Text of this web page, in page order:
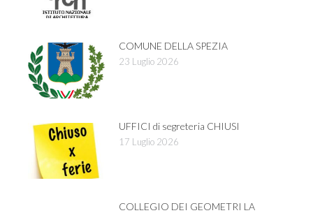
COMUNE DELLA SPEZIA
23 Luglio 2026
UFFICI di segreteria CHIUSI
17 Luglio 2026
COLLEGIO DEI GEOMETRI LA